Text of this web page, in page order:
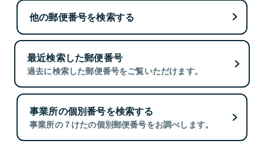
他の郵便番号を検索する
最近検索した郵便番号
過去に検索した郵便番号をご覧いただけます。
事業所の個別番号を検索する
事業所の７けたの個別郵便番号をお調べします。